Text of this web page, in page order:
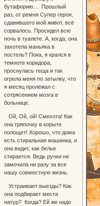
бутафорию… Прошлый
раз, от ремня Супер героя,
сдавившего мой живот, всё
сорвалось. Просидел всю
ночь в туалете. А, когда, она
захотела маньяка в
постель? Пока, я крался в
темноте коридора,
проснулась теща и так
огрела меня по затылку, что
я месяц пролежал с
сотрясением мозга в
больнице.
Ой, Ой, ой! Смехота! Как
она тряпочку в корыте
полощет! Хорошо, что дома
есть стиральная машинка, и
она видит, как белье
стирается. Ведь ручки не
замочила ни разу за все
нашу совместную жизнь.
Устраивает выезды? Как
она подбирает места
натур? Когда? Ей же надо